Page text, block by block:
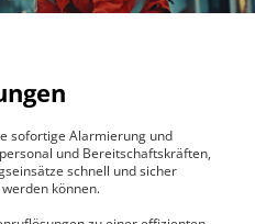
sofortige Alarmierung und
und Bereitschaftskräften,
schnell und sicher
können.